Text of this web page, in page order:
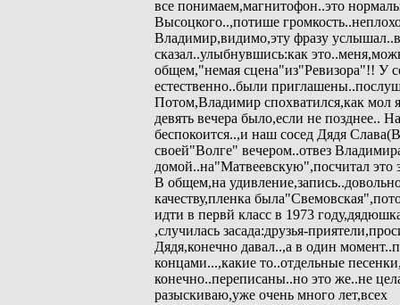
все понимаем,магнитофон..это
Высоцкого..,потише
Владимир,видимо,эту фразу
сказал..улыбнувшись:как
общем,"немая сцена"из"Ревизора"!! У
естественно..были
Потом,Владимир спохватился,как мол
девять вечера было,если не позднее..
беспокоится..,и наш сосед Дядя
своей"Волге" вечером..отвез
домой..на"Матвеевскую",посчитал это
В общем,на
качеству,пленка
идти в первй класс в 1973
,случилась засада:друзья-
Дядя,конечно давал..,а в один
концами...,какие то..отдельные
конечно..переписаны..но это же..не
разыскиваю,уже очень много лет,всех